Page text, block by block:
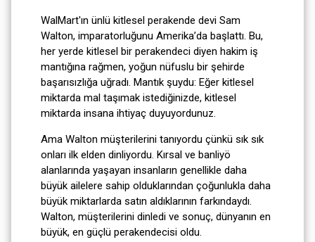
WalMart'ın ünlü kitlesel perakende devi Sam
Walton, imparatorluğunu Amerika’da başlattı. Bu,
her yerde kitlesel bir perakendeci diyen hakim iş
mantığına rağmen, yoğun nüfuslu bir şehirde
başarısızlığa uğradı. Mantık şuydu: Eğer kitlesel
miktarda mal taşımak istediğinizde, kitlesel
miktarda insana ihtiyaç duyuyordunuz.
Ama Walton müşterilerini tanıyordu çünkü sık sık
onları ilk elden dinliyordu. Kırsal ve banliyö
alanlarında yaşayan insanların genellikle daha
büyük ailelere sahip olduklarından çoğunlukla daha
büyük miktarlarda satın aldıklarının farkındaydı.
Walton, müşterilerini dinledi ve sonuç, dünyanın en
büyük, en güçlü perakendecisi oldu.